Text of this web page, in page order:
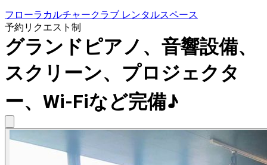
フローラカルチャークラブ レンタルスペース
予約リクエスト制
グランドピアノ、音響設備、
スクリーン、プロジェクタ
ー、Wi-Fiなど完備♪